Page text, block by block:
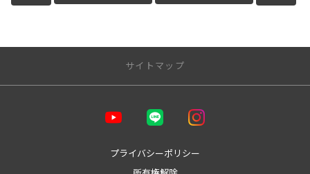
サイトマップ
プライバシーポリシー